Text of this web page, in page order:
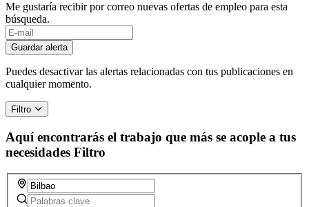
Me gustaría recibir por correo nuevas ofertas de empleo para esta
búsqueda.
Guardar alerta
Puedes desactivar las alertas relacionadas con tus publicaciones en
cualquier momento.
Filtro
Aquí encontrarás el trabajo que más se acople a tus
necesidades Filtro